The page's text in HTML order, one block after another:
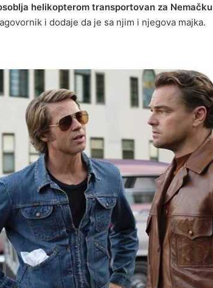
helikopterom transportovan za Nemačku
i dodaje da je sa njim i njegova majka.